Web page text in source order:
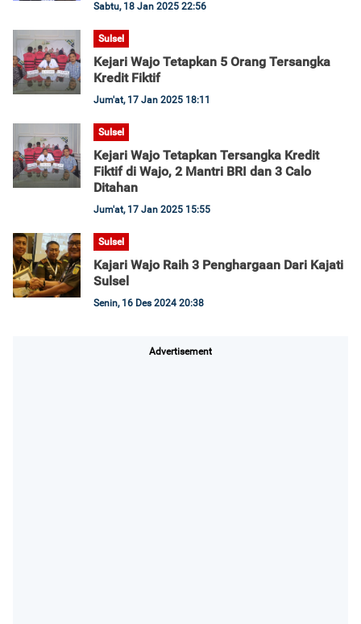
Sabtu, 18 Jan 2025 22:56
Sulsel
Kejari Wajo Tetapkan 5 Orang Tersangka
Kredit Fiktif
Jum'at, 17 Jan 2025 18:11
Sulsel
Kejari Wajo Tetapkan Tersangka Kredit
Fiktif di Wajo, 2 Mantri BRI dan 3 Calo
Ditahan
Jum'at, 17 Jan 2025 15:55
Sulsel
Kajari Wajo Raih 3 Penghargaan Dari Kajati
Sulsel
Senin, 16 Des 2024 20:38
Advertisement